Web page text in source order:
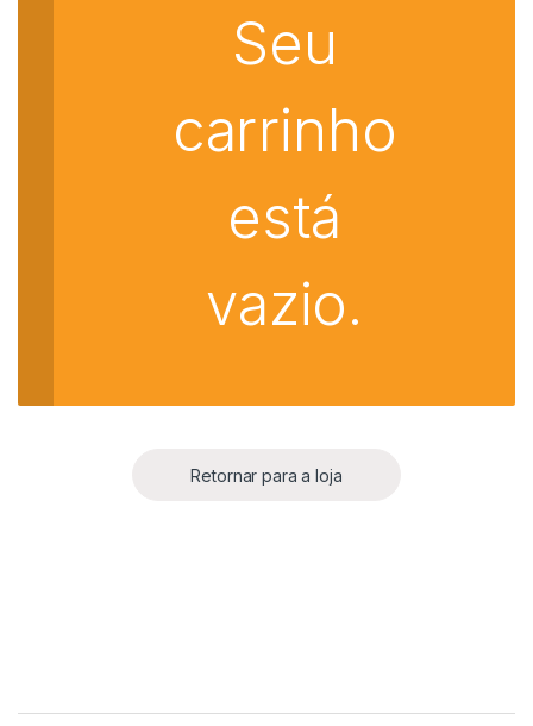
Seu
carrinho
está
vazio.
Retornar para a loja